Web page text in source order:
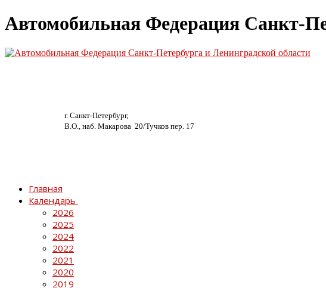
Автомобильная Федерация Санкт-
г. Санкт-Петербург,
В.О., наб. Макарова 20/Тучков пер. 17
Главная
Календарь
2026
2025
2024
2022
2021
2020
2019